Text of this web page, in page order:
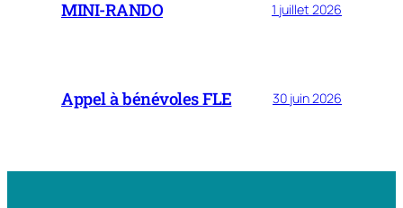
MINI-RANDO 1 juillet 2026
Appel à bénévoles FLE 30 juin 2026